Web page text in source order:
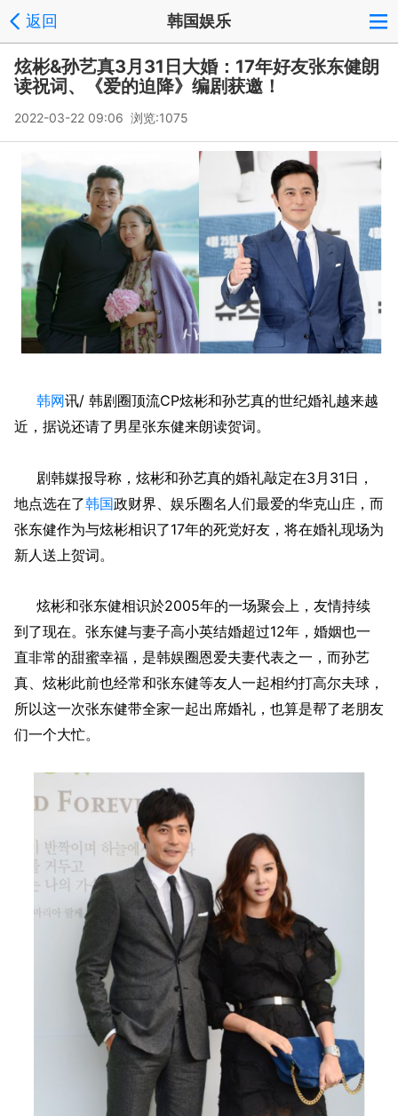
返回 韩国娱乐
炫彬&孙艺真3月31日大婚：17年好友张东健朗
读祝词、《爱的迫降》编剧获邀！
2022-03-22 09:06 浏览:1075
韩网讯/ 韩剧圈顶流CP炫彬和孙艺真的世纪婚礼越来越
近，据说还请了男星张东健来朗读贺词。
剧韩媒报导称，炫彬和孙艺真的婚礼敲定在3月31日，
地点选在了韩国政财界、娱乐圈名人们最爱的华克山庄，而
张东健作为与炫彬相识了17年的死党好友，将在婚礼现场为
新人送上贺词。
炫彬和张东健相识於2005年的一场聚会上，友情持续
到了现在。张东健与妻子高小英结婚超过12年，婚姻也一
直非常的甜蜜幸福，是韩娱圈恩爱夫妻代表之一，而孙艺
真、炫彬此前也经常和张东健等友人一起相约打高尔夫球，
所以这一次张东健带全家一起出席婚礼，也算是帮了老朋友
们一个大忙。